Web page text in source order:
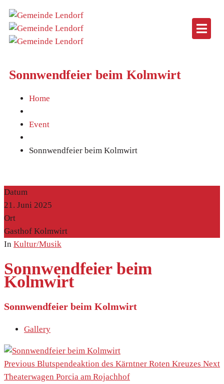
Sonnwendfeier beim Kolmwirt
Home
Event
Sonnwendfeier beim Kolmwirt
Datum
21. Juni 2025
Ort
Gasthof Kolmwirt
In Kultur/Musik
Sonnwendfeier beim
Kolmwirt
Sonnwendfeier beim Kolmwirt
Gallery
Previous Blutspendeaktion des Kärntner Roten Kreuzes Next
Theaterwagen Porcia am Rojachhof